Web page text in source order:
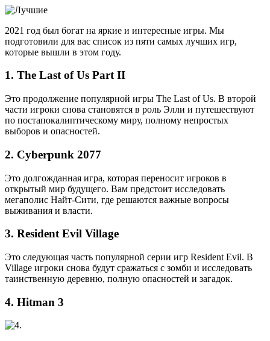
2021 год был богат на яркие и интересные игры. Мы
подготовили для вас список из пяти самых лучших игр,
которые вышли в этом году.
1. The Last of Us Part II
Это продолжение популярной игры The Last of Us. В второй
части игроки снова становятся в роль Элли и путешествуют
по постапокалиптическому миру, полному непростых
выборов и опасностей.
2. Cyberpunk 2077
Это долгожданная игра, которая переносит игроков в
открытый мир будущего. Вам предстоит исследовать
мегаполис Найт-Сити, где решаются важные вопросы
выживания и власти.
3. Resident Evil Village
Это следующая часть популярной серии игр Resident Evil. В
Village игроки снова будут сражаться с зомби и исследовать
таинственную деревню, полную опасностей и загадок.
4. Hitman 3